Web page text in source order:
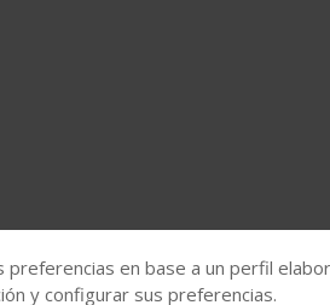
en base a un perfil
y configurar sus preferencias.